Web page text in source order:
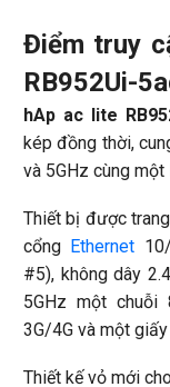
Điểm truy
RB952Ui-
hAp ac lite
kép đồng thời,
và 5GHz cùng một
Thiết bị được
cổng Ethernet
#5), không dây
5GHz một chuỗi
3G/4G và một
Thiết kế vỏ mới